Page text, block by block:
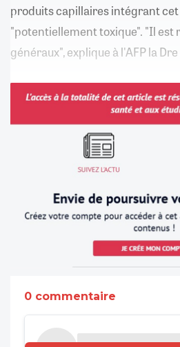
produits capillaires intégrant
"potentiellement toxique". "Il est
généraux", explique à l'AFP la
0 commentaire